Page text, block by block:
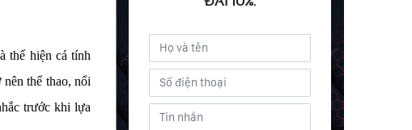
thể hiện cá tính
thể thao, nổi
trước khi lựa